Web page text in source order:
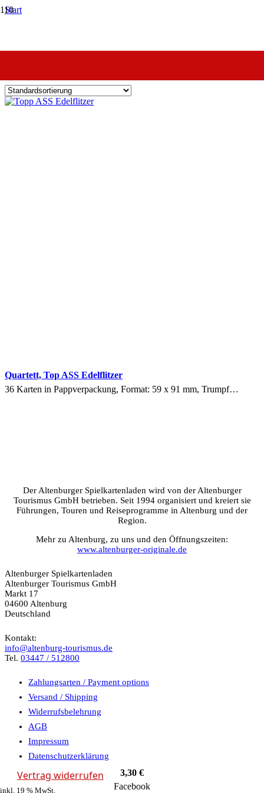
Start
Quartett, Top ASS Edelflitzer
36 Karten in Pappverpackung, Format: 59 x 91 mm, Trumpf…
3,30 €
inkl. 19 % MwSt.
Der Altenburger Spielkartenladen wird von der Altenburger
Tourismus GmbH betrieben. Seit 1994 organisiert und kreiert sie
Führungen, Touren und Reiseprogramme in Altenburg und der
Region.
Mehr zu Altenburg, zu uns und den Öffnungszeiten:
www.altenburger-originale.de
Altenburger Spielkartenladen
Altenburger Tourismus GmbH
Markt 17
04600 Altenburg
Deutschland
Kontakt:
info@altenburg-tourismus.de
Tel. 03447 / 512800
Zahlungsarten / Payment options
Versand / Shipping
Widerrufsbelehrung
AGB
Impressum
Datenschutzerklärung
Vertrag widerrufen
Facebook